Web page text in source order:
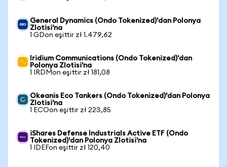
General Dynamics (Ondo Tokenized)'dan Polonya
Zlotisi'na
1 GDon eşittir zł 1.479,62
Iridium Communications (Ondo Tokenized)'dan
Polonya Zlotisi'na
1 IRDMon eşittir zł 181,08
Okeanis Eco Tankers (Ondo Tokenized)'dan Polonya
Zlotisi'na
1 ECOon eşittir zł 223,85
iShares Defense Industrials Active ETF (Ondo
Tokenized)'dan Polonya Zlotisi'na
1 IDEFon eşittir zł 120,40